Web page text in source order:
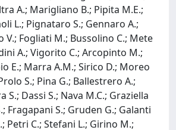
A.; Marigliano B.; Pipita M.E.;
L.; Pignataro S.; Gennaro A.;
V.; Fogliati M.; Bussolino C.; Mete
A.; Vigorito C.; Arcopinto M.;
E.; Marra A.M.; Sirico D.; Moreo
S.; Pina G.; Ballestrero A.;
S.; Dassi S.; Nava M.C.; Graziella
Fragapani S.; Gruden G.; Galanti
Petri C.; Stefani L.; Girino M.;